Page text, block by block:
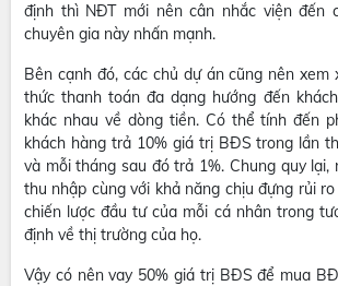
định thì NĐT mới nên cân nhắc viện đến
chuyên gia này nhấn mạnh.
Bên cạnh đó, các chủ dự án cũng nên xem
thức thanh toán đa dạng hướng đến
khác nhau về dòng tiền. Có thể tính đến
khách hàng trả 10% giá trị BĐS trong lần
và mỗi tháng sau đó trả 1%. Chung quy lại,
thu nhập cùng với khả năng chịu đựng rủi
chiến lược đầu tư của mỗi cá nhân trong
định về thị trường của họ.
Vậy có nên vay 50% giá trị BĐS để mua